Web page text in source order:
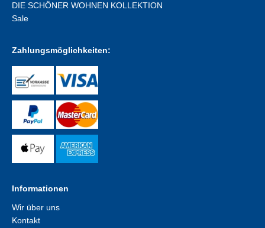
DIE SCHÖNER WOHNEN KOLLEKTION
Sale
Zahlungsmöglichkeiten:
Informationen
Wir über uns
Kontakt